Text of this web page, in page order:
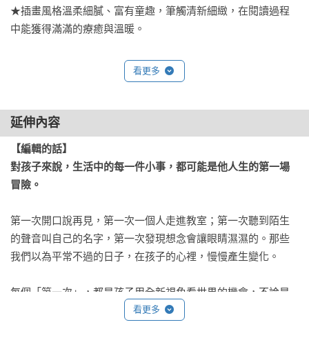
★插畫風格溫柔細膩、富有童趣，筆觸清新細緻，在閱讀過程
中能獲得滿滿的療癒與溫暖。
看更多
延伸內容
【編輯的話】
對孩子來說，生活中的每一件小事，都可能是他人生的第一場
冒險。
第一次開口說再見，第一次一個人走進教室；第一次聽到陌生
的聲音叫自己的名字，第一次發現想念會讓眼睛濕濕的。那些
我們以為平常不過的日子，在孩子的心裡，慢慢產生變化。
每個「第一次」，都是孩子用全新視角看世界的機會，不論是
期待、害怕，還是快樂、興奮。本書溫柔捕捉了各種「第一
看更多